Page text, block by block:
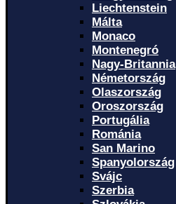
Liechtenstein
Málta
Monaco
Montenegró
Nagy-Britannia
Németország
Olaszország
Oroszország
Portugália
Románia
San Marino
Spanyolország
Svájc
Szerbia